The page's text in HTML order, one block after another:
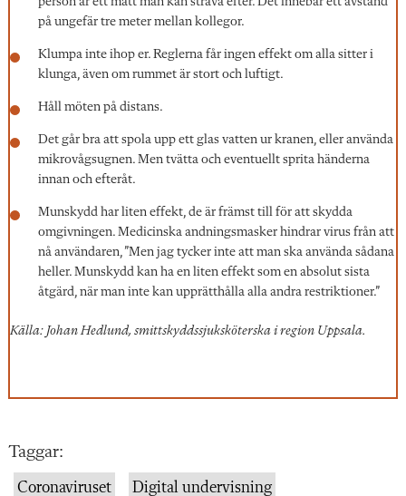
på ungefär tre meter mellan kollegor.
Klumpa inte ihop er. Reglerna får ingen effekt om alla sitter i
klunga, även om rummet är stort och luftigt.
Håll möten på distans.
Det går bra att spola upp ett glas vatten ur kranen, eller använda
mikrovågsugnen. Men tvätta och eventuellt sprita händerna
innan och efteråt.
Munskydd har liten effekt, de är främst till för att skydda
omgivningen. Medicinska andningsmasker hindrar virus från att
nå användaren, ”Men jag tycker inte att man ska använda sådana
heller. Munskydd kan ha en liten effekt som en absolut sista
åtgärd, när man inte kan upprätthålla alla andra restriktioner.”
Källa: Johan Hedlund, smittskyddssjuksköterska i region Uppsala.
Taggar:
Coronaviruset Digital undervisning